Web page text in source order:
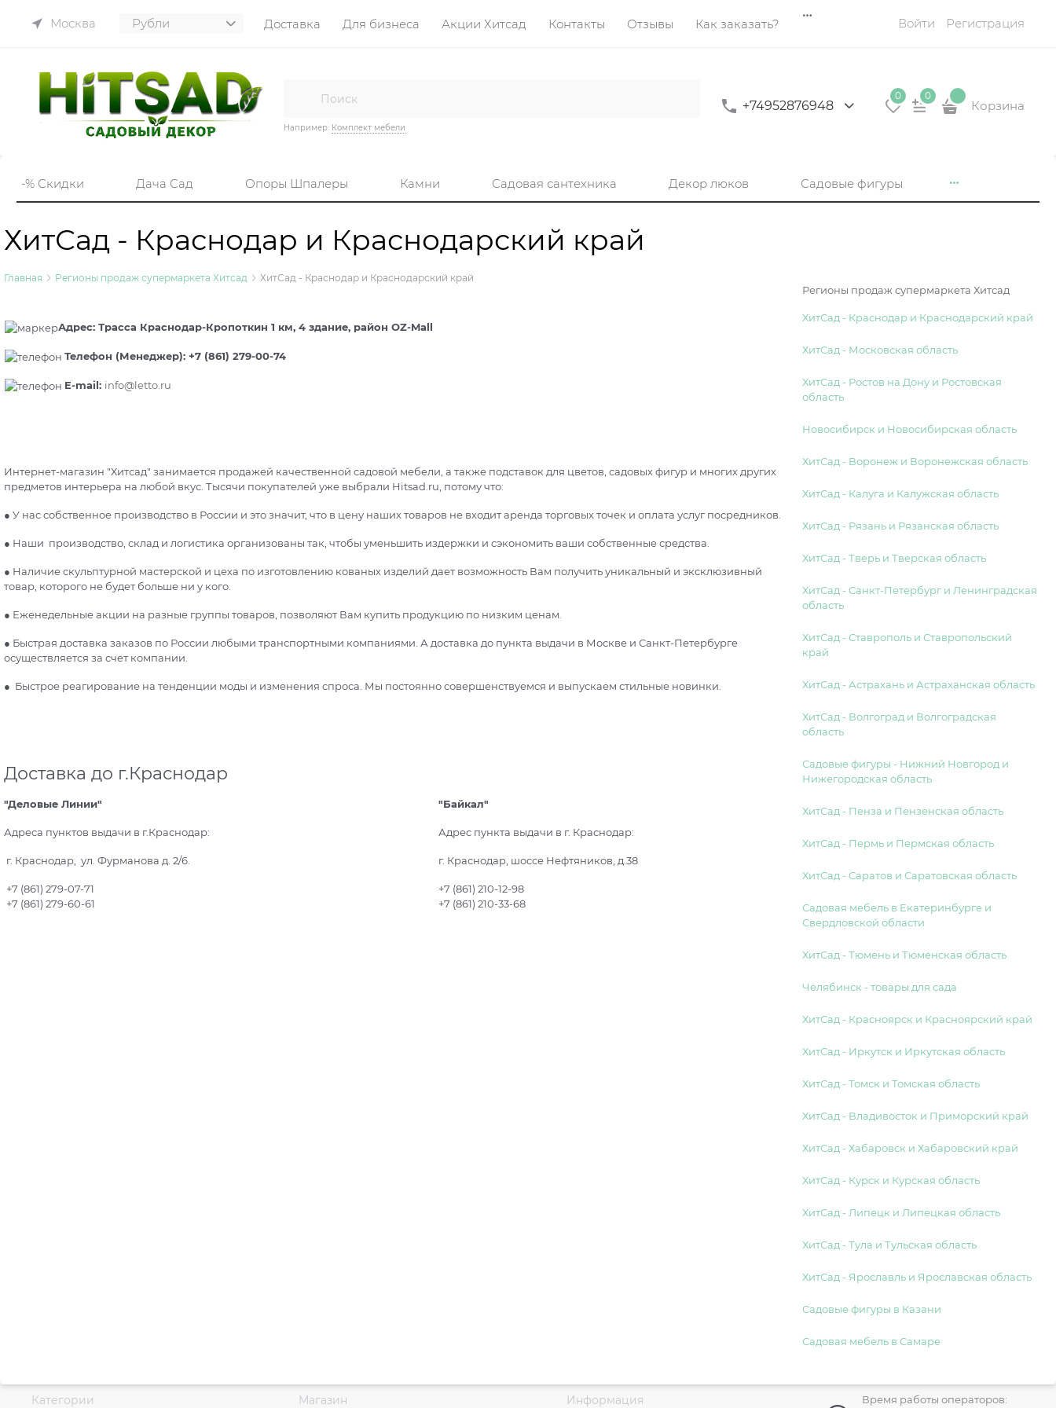
Москва Доставка Для бизнеса Акции Хитсад Контакты Отзывы Как заказать? Войти Регистрация
Например: Комплект мебели
+74952876948
0 0
Корзина
-% Скидки Дача Сад Опоры Шпалеры Камни Садовая сантехника Декор люков Садовые фигуры
ХитСад - Краснодар и Краснодарский край
Главная Регионы продаж супермаркета Хитсад ХитСад - Краснодар и Краснодарский край
Адрес: Трасса Краснодар-Кропоткин 1 км, 4 здание, район OZ-Mall
Телефон (Менеджер): +7 (861) 279-00-74
E-mail: info@letto.ru
Интернет-магазин "Хитсад" занимается продажей качественной садовой мебели, а также подставок для цветов, садовых фигур и многих других
предметов интерьера на любой вкус. Тысячи покупателей уже выбрали Hitsad.ru, потому что:
● У нас собственное производство в России и это значит, что в цену наших товаров не входит аренда торговых точек и оплата услуг посредников.
● Наши производство, склад и логистика организованы так, чтобы уменьшить издержки и сэкономить ваши собственные средства.
● Наличие скульптурной мастерской и цеха по изготовлению кованых изделий дает возможность Вам получить уникальный и эксклюзивный
товар, которого не будет больше ни у кого.
● Еженедельные акции на разные группы товаров, позволяют Вам купить продукцию по низким ценам.
● Быстрая доставка заказов по России любыми транспортными компаниями. А доставка до пункта выдачи в Москве и Санкт-Петербурге
осуществляется за счет компании.
● Быстрое реагирование на тенденции моды и изменения спроса. Мы постоянно совершенствуемся и выпускаем стильные новинки.
Доставка до г.Краснодар
"Деловые Линии"
Адреса пунктов выдачи в г.Краснодар:
г. Краснодар, ул. Фурманова д. 2/6.
+7 (861) 279-07-71
+7 (861) 279-60-61
"Байкал"
Адрес пункта выдачи в г. Краснодар:
г. Краснодар, шоссе Нефтяников, д.38
+7 (861) 210-12-98
+7 (861) 210-33-68
Регионы продаж супермаркета Хитсад
ХитСад - Краснодар и Краснодарский край
ХитСад - Московская область
ХитСад - Ростов на Дону и Ростовская
область
Новосибирск и Новосибирская область
ХитСад - Воронеж и Воронежская область
ХитСад - Калуга и Калужская область
ХитСад - Рязань и Рязанская область
ХитСад - Тверь и Тверская область
ХитСад - Санкт-Петербург и Ленинградская
область
ХитСад - Ставрополь и Ставропольский
край
ХитСад - Астрахань и Астраханская область
ХитСад - Волгоград и Волгоградская
область
Садовые фигуры - Нижний Новгород и
Нижегородская область
ХитСад - Пенза и Пензенская область
ХитСад - Пермь и Пермская область
ХитСад - Саратов и Саратовская область
Садовая мебель в Екатеринбурге и
Свердловской области
ХитСад - Тюмень и Тюменская область
Челябинск - товары для сада
ХитСад - Красноярск и Красноярский край
ХитСад - Иркутск и Иркутская область
ХитСад - Томск и Томская область
ХитСад - Владивосток и Приморский край
ХитСад - Хабаровск и Хабаровский край
ХитСад - Курск и Курская область
ХитСад - Липецк и Липецкая область
ХитСад - Тула и Тульская область
ХитСад - Ярославль и Ярославская область
Садовые фигуры в Казани
Садовая мебель в Самаре
Категории Магазин Информация
Время работы операторов: